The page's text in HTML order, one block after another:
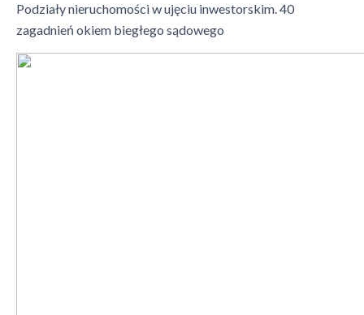
Podziały nieruchomości w ujęciu inwestorskim. 40
zagadnień okiem biegłego sądowego